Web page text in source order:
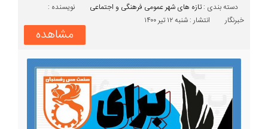
دسته بندی :‌تازه های شهر عمومی فرهنگی و اجتماعی
نویسنده :
خبرنگار
انتشار : شنبه ۱۲ تیر ۱۴۰۰
مشاهده